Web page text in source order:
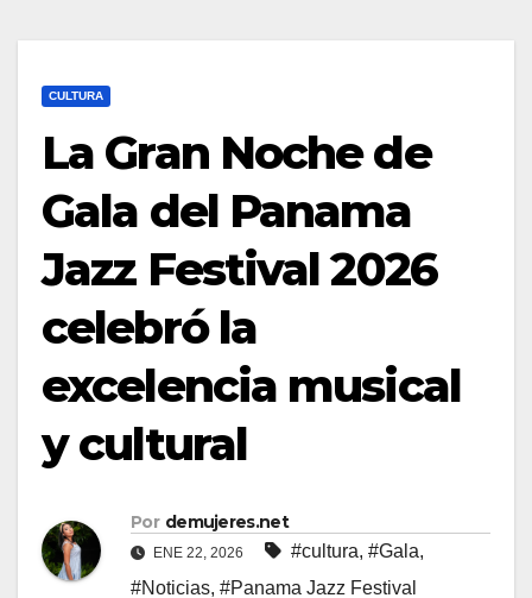
CULTURA
La Gran Noche de
Gala del Panama
Jazz Festival 2026
celebró la
excelencia musical
y cultural
Por demujeres.net
ENE 22, 2026 #cultura, #Gala,
#Noticias, #Panama Jazz Festival